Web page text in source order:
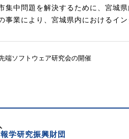
集中問題を解決するために、宮城
事業により、宮城県内におけるイ
端ソフトウェア研究会の開催
学研究振興財団